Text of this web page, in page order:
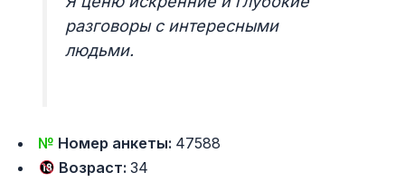
разговоры с интересными
людьми.
№ Номер анкеты: 47588
Возраст:34